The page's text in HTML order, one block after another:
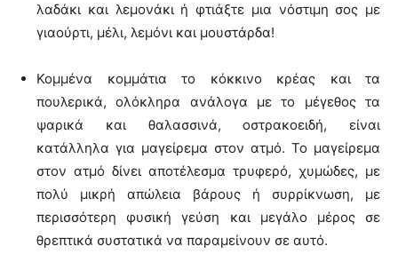
λαδάκι και λεμονάκι ή φτιάξτε μια νόστιμη σος με
γιαούρτι, μέλι, λεμόνι και μουστάρδα!
Κομμένα κομμάτια το κόκκινο κρέας και τα
πουλερικά, ολόκληρα ανάλογα με το μέγεθος τα
ψαρικά και θαλασσινά, οστρακοειδή, είναι
κατάλληλα για μαγείρεμα στον ατμό. Το μαγείρεμα
στον ατμό δίνει αποτέλεσμα τρυφερό, χυμώδες, με
πολύ μικρή απώλεια βάρους ή συρρίκνωση, με
περισσότερη φυσική γεύση και μεγάλο μέρος σε
θρεπτικά συστατικά να παραμείνουν σε αυτό.